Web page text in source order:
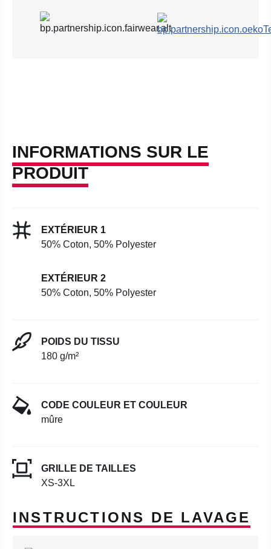
INFORMATIONS SUR LE
PRODUIT
EXTÉRIEUR 1
50% Coton, 50% Polyester
EXTÉRIEUR 2
50% Coton, 50% Polyester
POIDS DU TISSU
180 g/m²
CODE COULEUR ET COULEUR
mûre
GRILLE DE TAILLES
XS-3XL
INSTRUCTIONS DE LAVAGE